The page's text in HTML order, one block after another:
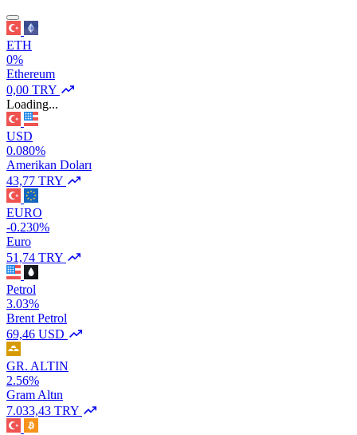
ETH
0%
Ethereum
0,00 TRY
Loading...
USD
0.080%
Amerikan Doları
43,77 TRY
EURO
-0.230%
Euro
51,74 TRY
Petrol
3.03%
Brent Petrol
69,46 USD
GR. ALTIN
2.56%
Gram Altın
7.033,43 TRY